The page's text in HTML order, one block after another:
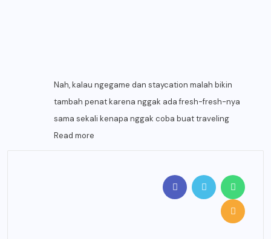
Nah, kalau ngegame dan staycation malah bikin
tambah penat karena nggak ada fresh-fresh-nya
sama sekali kenapa nggak coba buat traveling
Read more